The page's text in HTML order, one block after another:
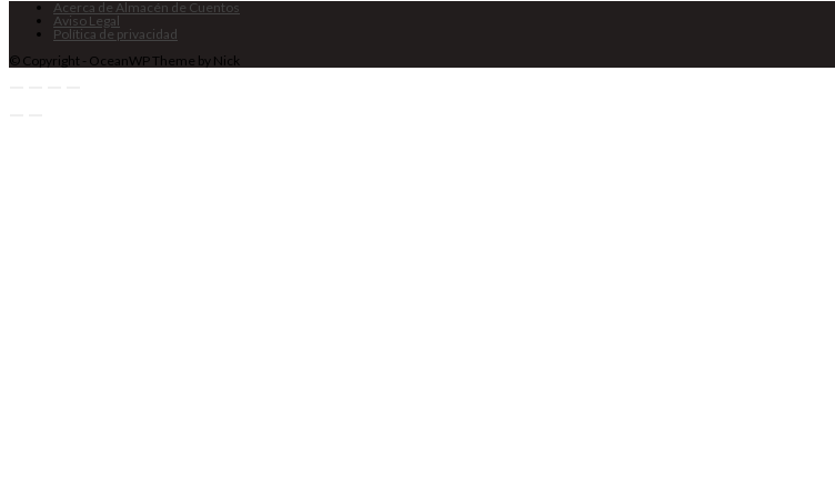
Acerca de Almacén de Cuentos
Aviso Legal
Política de privacidad
© Copyright - OceanWP Theme by Nick